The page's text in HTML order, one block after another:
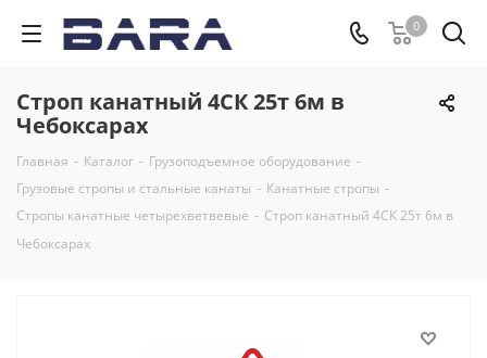
0
Строп канатный 4СК 25т 6м в
Чебоксарах
Главная - Каталог - Грузоподъемное оборудование -
Грузовые стропы и стальные канаты - Канатные стропы -
Стропы канатные четырехветвевые - Строп канатный 4СК 25т 6м в
Чебоксарах